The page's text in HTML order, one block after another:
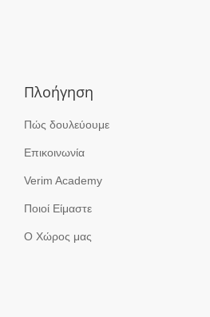
Πλοήγηση
Πώς δουλεύουμε
Επικοινωνία
Verim Academy
Ποιοί Είμαστε
Ο Χώρος μας